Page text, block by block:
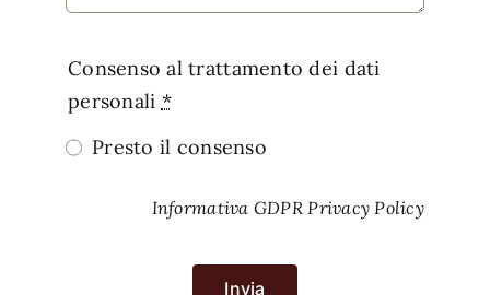
Consenso al trattamento dei dati
personali *
Presto il consenso
Informativa GDPR Privacy Policy
Invia